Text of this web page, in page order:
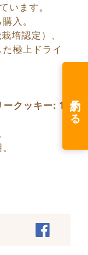
います。
入。
培認定）、
極上ドライ
クッキー: 1
予約する